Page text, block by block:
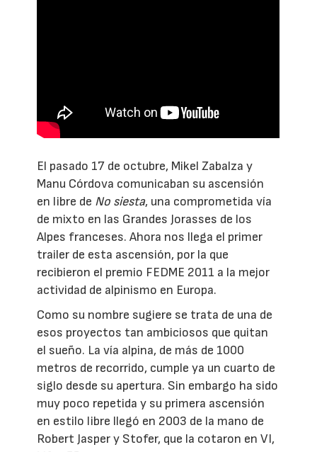
El pasado 17 de octubre, Mikel Zabalza y
Manu Córdova comunicaban su ascensión
en libre de No siesta, una comprometida vía
de mixto en las Grandes Jorasses de los
Alpes franceses. Ahora nos llega el primer
trailer de esta ascensión, por la que
recibieron el premio FEDME 2011 a la mejor
actividad de alpinismo en Europa.
Como su nombre sugiere se trata de una de
esos proyectos tan ambiciosos que quitan
el sueño. La vía alpina, de más de 1000
metros de recorrido, cumple ya un cuarto de
siglo desde su apertura. Sin embargo ha sido
muy poco repetida y su primera ascensión
en estilo libre llegó en 2003 de la mano de
Robert Jasper y Stofer, que la cotaron en VI,